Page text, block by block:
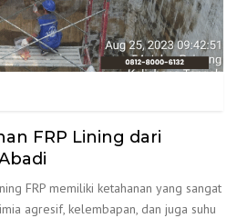
FRP Lining dari
FRP memiliki ketahanan yang sangat
agresif, kelembapan, dan juga suhu